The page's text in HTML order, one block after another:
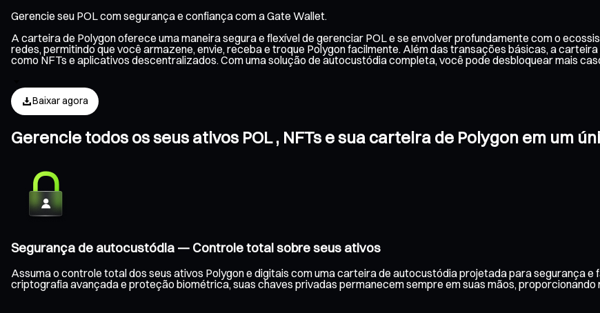
Gerencie seu POL com segurança e confiança com a Gate Wallet.
A carteira de Polygon oferece uma maneira segura e flexível de gerenciar POL e se envolver profundamente com o
redes, permitindo que você armazene, envie, receba e troque Polygon facilmente. Além das transações básicas, a
como NFTs e aplicativos descentralizados. Com uma solução de autocustódia completa, você pode desbloquear mais
Baixar agora
Gerencie todos os seus ativos POL , NFTs e sua carteira de Polygon em um
Segurança de autocustódia — Controle total sobre seus ativos
Assuma o controle total dos seus ativos Polygon e digitais com uma carteira de autocustódia projetada para segurança
criptografia avançada e proteção biométrica, suas chaves privadas permanecem sempre em suas mãos, proporcionando